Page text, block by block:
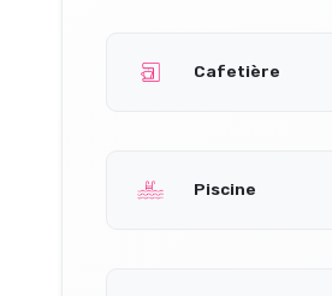
Cafetière
Piscine